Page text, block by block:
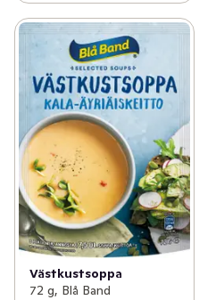
Västkustsoppa
72 g, Blå Band